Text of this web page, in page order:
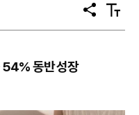
공
유
텍
스
54% 동반 성장